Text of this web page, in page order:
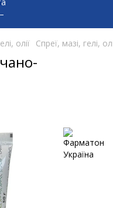
олії Спреї, мазі, гелі,